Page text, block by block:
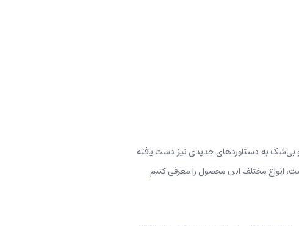
بی‌شک به دستاوردهای جدیدی نیز دست یافته
انواع مختلف این محصول را معرفی کنیم.